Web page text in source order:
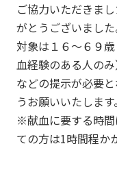
ご協力いただきま
がとうございました
対象は１６～６９
血経験のある人の
などの提示が必要
うお願いいたします。
※献血に要する時間
ての方は1時間程か